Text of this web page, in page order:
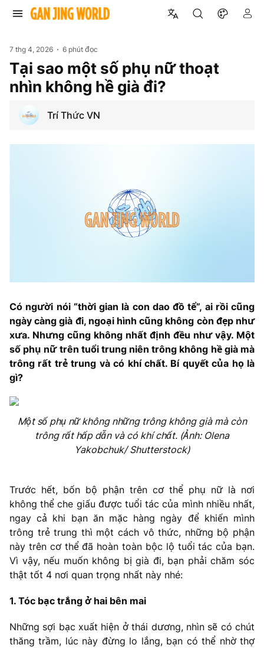
7 thg 4, 2026 6 phút đọc
Tại sao một số phụ nữ thoạt
nhìn không hề già đi?
Trí Thức VN
Có người nói “thời gian là con dao đồ tể”, ai rồi cũng
ngày càng già đi, ngoại hình cũng không còn đẹp như
xưa. Nhưng cũng không nhất định đều như vậy. Một
số phụ nữ trên tuổi trung niên trông không hề già mà
trông rất trẻ trung và có khí chất. Bí quyết của họ là
gì?
Một số phụ nữ không những trông không già mà còn
trông rất hấp dẫn và có khí chất. (Ảnh: Olena
Yakobchuk/ Shutterstock)
Trước hết, bốn bộ phận trên cơ thể phụ nữ là nơi
không thể che giấu được tuổi tác của mình nhiều nhất,
ngay cả khi bạn ăn mặc hàng ngày để khiến mình
trông trẻ trung thì một cách vô thức, những bộ phận
này trên cơ thể đã hoàn toàn bộc lộ tuổi tác của bạn.
Vì vậy, nếu muốn không bị già đi, bạn phải chăm sóc
thật tốt 4 nơi quan trọng nhất này nhé:
1. Tóc bạc trắng ở hai bên mai
Những sợi bạc xuất hiện ở thái dương, nhìn sẽ có chút
thăng trầm, lúc này đừng lo lắng, bạn có thể nhờ thợ